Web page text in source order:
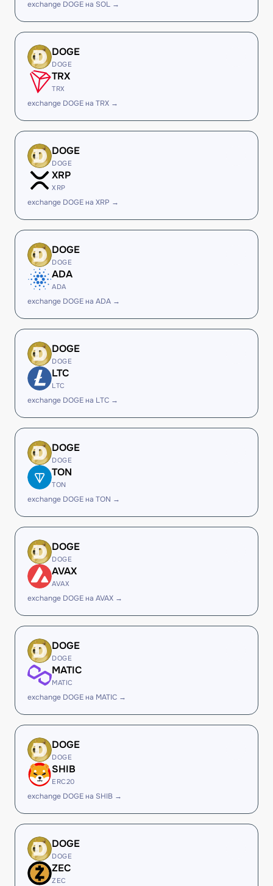
exchange DOGE на SOL →
DOGE
DOGE
TRX
TRX
exchange DOGE на TRX →
DOGE
DOGE
XRP
XRP
exchange DOGE на XRP →
DOGE
DOGE
ADA
ADA
exchange DOGE на ADA →
DOGE
DOGE
LTC
LTC
exchange DOGE на LTC →
DOGE
DOGE
TON
TON
exchange DOGE на TON →
DOGE
DOGE
AVAX
AVAX
exchange DOGE на AVAX →
DOGE
DOGE
MATIC
MATIC
exchange DOGE на MATIC →
DOGE
DOGE
SHIB
ERC20
exchange DOGE на SHIB →
DOGE
DOGE
ZEC
ZEC